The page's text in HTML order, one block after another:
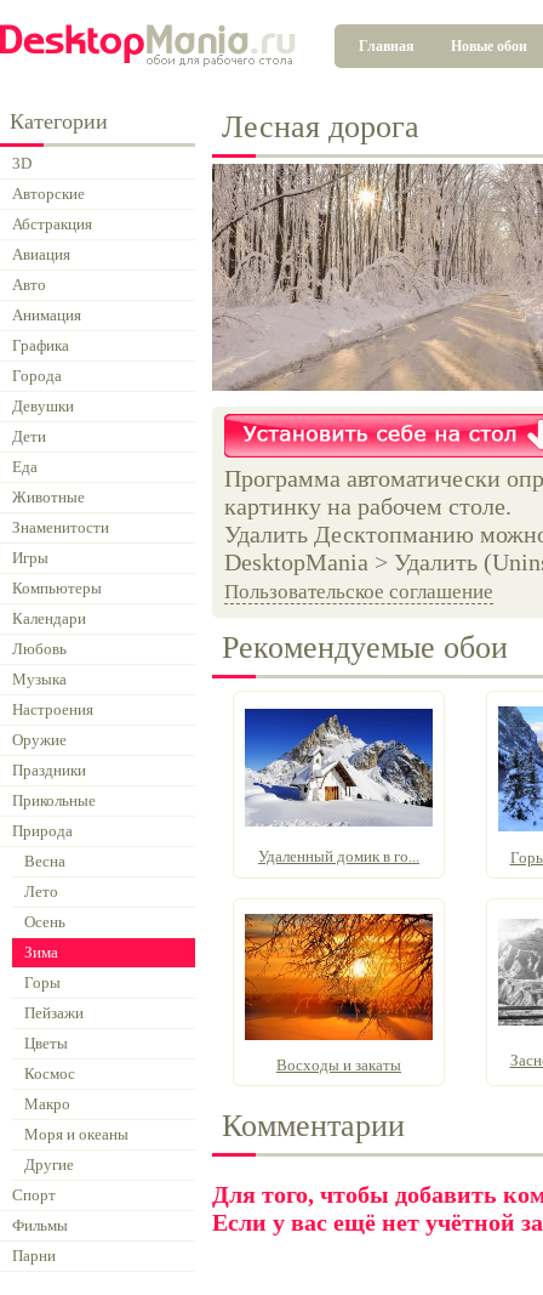
Главная Новые обои
Категории
3D
Авторские
Абстракция
Авиация
Авто
Анимация
Графика
Города
Девушки
Дети
Еда
Животные
Знаменитости
Игры
Компьютеры
Календари
Любовь
Музыка
Настроения
Оружие
Праздники
Прикольные
Природа
Весна
Лето
Осень
Зима
Горы
Пейзажи
Цветы
Космос
Макро
Моря и океаны
Другие
Спорт
Фильмы
Парни
Лесная дорога
Программа автоматически
картинку на рабочем столе.
Удалить Десктопманию
DesktopMania > Удалить
Пользовательское соглашение
Рекомендуемые обои
Удаленный домик в го...
Восходы и закаты
Комментарии
Для того, чтобы добавить
Если у вас ещё нет учётной